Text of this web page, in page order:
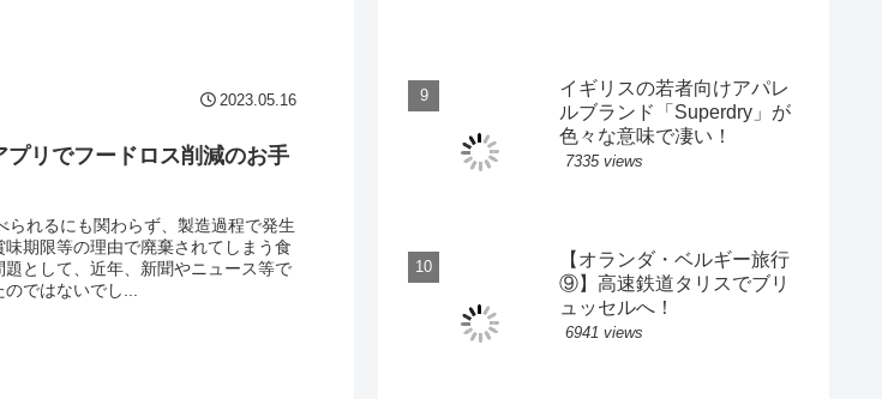
2023.05.16
リでフードロス削減のお手
れるにも関わらず、製造過程で発生
期限等の理由で廃棄されてしまう食
として、近年、新聞やニュース等で
ではないでし...
イギリスの若者向けアパレ
ルブランド「Superdry」が
色々な意味で凄い！
7335 views
【オランダ・ベルギー旅行
⑨】高速鉄道タリスでブリ
ュッセルへ！
6941 views